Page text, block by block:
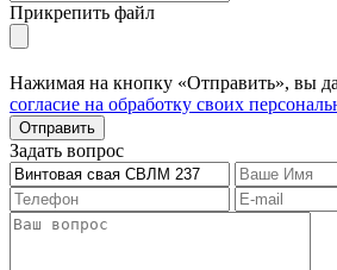
Прикрепить файл
Нажимая на кнопку «Отправить», вы
согласие на обработку своих
Отправить
Задать вопрос